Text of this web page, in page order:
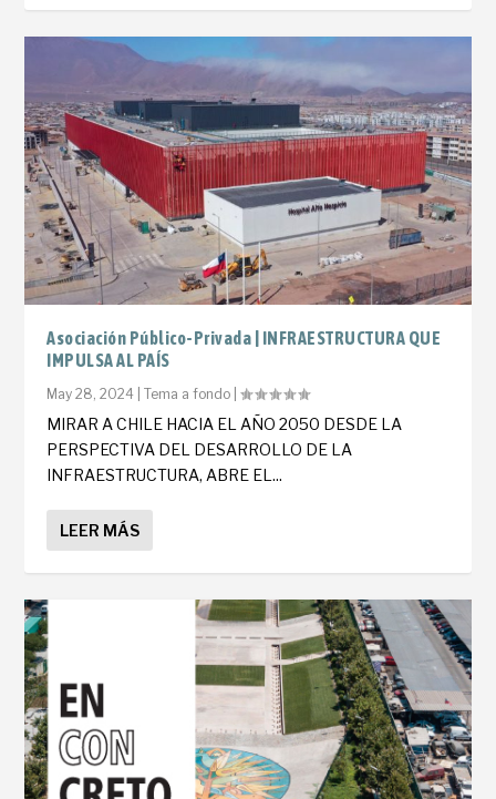
Asociación Público-Privada | INFRAESTRUCTURA QUE
IMPULSA AL PAÍS
May 28, 2024 |Tema a fondo |
MIRAR A CHILE HACIA EL AÑO 2050 DESDE LA
PERSPECTIVA DEL DESARROLLO DE LA
INFRAESTRUCTURA, ABRE EL...
LEER MÁS